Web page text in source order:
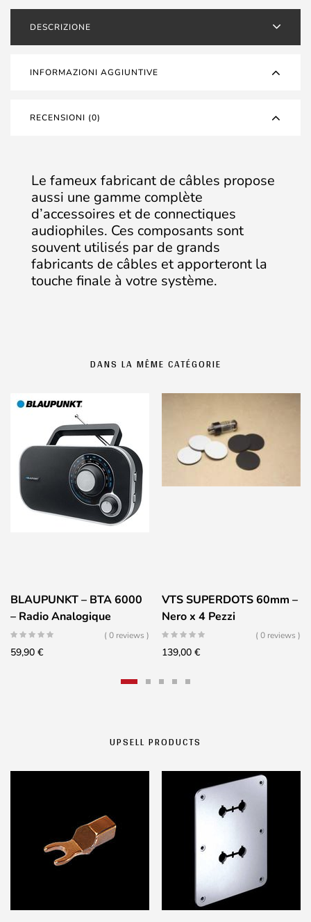
Rhodium
Argent
DESCRIZIONE
INFORMAZIONI AGGIUNTIVE
RECENSIONI (0)
Le fameux fabricant de câbles propose
aussi une gamme complète
d’accessoires et de connectiques
audiophiles. Ces composants sont
souvent utilisés par de grands
fabricants de câbles et apporteront la
touche finale à votre système.
DANS LA MÊME CATÉGORIE
BLAUPUNKT – BTA 6000
– Radio Analogique
Portative FM/MW
( 0 reviews )
59,90 €
VTS SUPERDOTS 60mm –
Nero x 4 Pezzi
( 0 reviews )
139,00 €
UPSELL PRODUCTS